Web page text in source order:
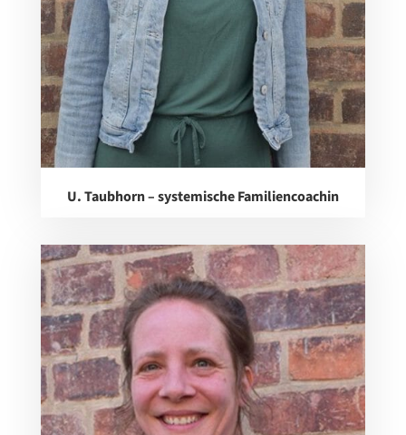
U. Taubhorn – systemische Familiencoachin